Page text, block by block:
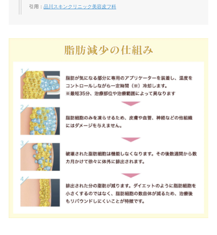
引用： 品川スキンクリニック美容皮フ科